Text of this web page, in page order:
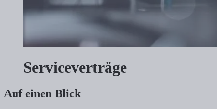
Serviceverträge
Auf einen Blick